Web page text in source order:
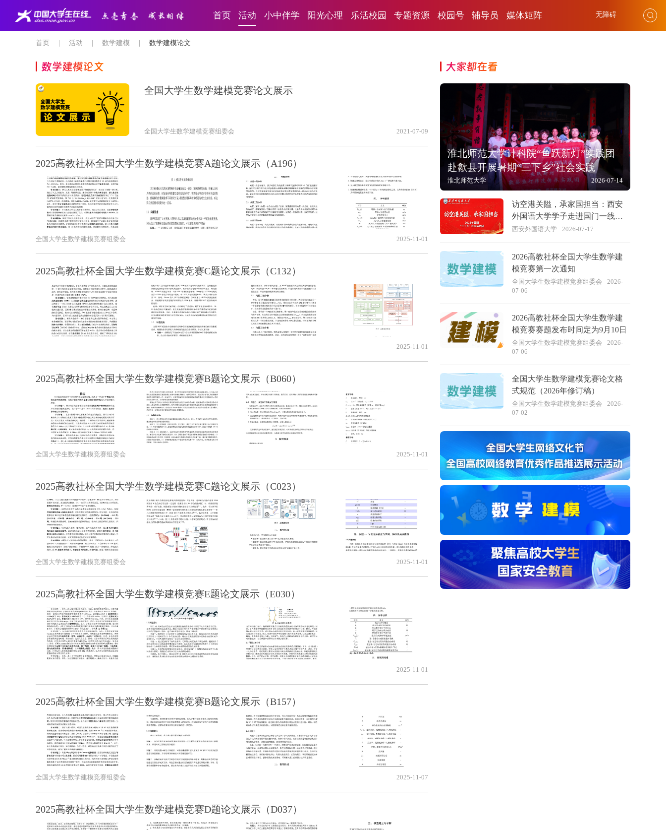
首页 活动 小中伴学 阳光心理 乐活校园 专题资源 校园号 辅导员 媒体矩阵 无障碍
首页 活动 数学建模 数学建模论文
数学建模论文
全国大学生数学建模竞赛论文展示
全国大学生数学建模竞赛组委会 2021-07-09
2025高教社杯全国大学生数学建模竞赛A题论文展示（A196）
全国大学生数学建模竞赛组委会 2025-11-01
2025高教社杯全国大学生数学建模竞赛C题论文展示（C132）
2025-11-01
2025高教社杯全国大学生数学建模竞赛B题论文展示（B060）
全国大学生数学建模竞赛组委会 2025-11-01
2025高教社杯全国大学生数学建模竞赛C题论文展示（C023）
全国大学生数学建模竞赛组委会 2025-11-01
2025高教社杯全国大学生数学建模竞赛E题论文展示（E030）
2025-11-01
2025高教社杯全国大学生数学建模竞赛B题论文展示（B157）
全国大学生数学建模竞赛组委会 2025-11-07
2025高教社杯全国大学生数学建模竞赛D题论文展示（D037）
大家都在看
淮北师范大学计科院“鱼跃新灯”实践团
赴歙县开展暑期“三下乡”社会实践
淮北师范大学 2026-07-14
访空港关隘，承家国担当：西安
外国语大学学子走进国门一线开
展社会实践
西安外国语大学 2026-07-17
2026高教社杯全国大学生数学建
模竞赛第一次通知
全国大学生数学建模竞赛组委会
2026-
07-06
2026高教社杯全国大学生数学建
模竞赛赛题发布时间定为9月10日
全国大学生数学建模竞赛组委会
2026-
07-06
全国大学生数学建模竞赛论文格
式规范（2026年修订稿）
全国大学生数学建模竞赛组委会
2026-
07-02